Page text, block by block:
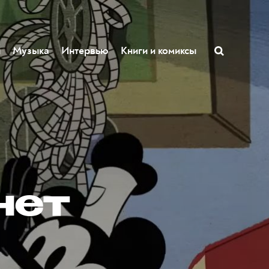
Музыка Интервью Книги и комиксы